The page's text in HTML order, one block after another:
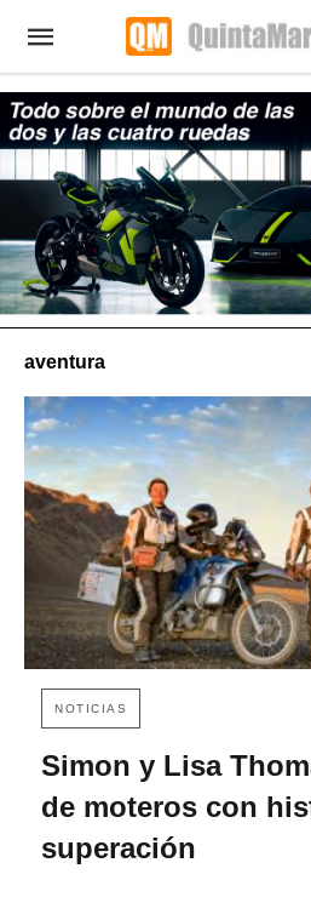
aventura
NOTICIAS
Simon y Lisa
de moteros con
superación